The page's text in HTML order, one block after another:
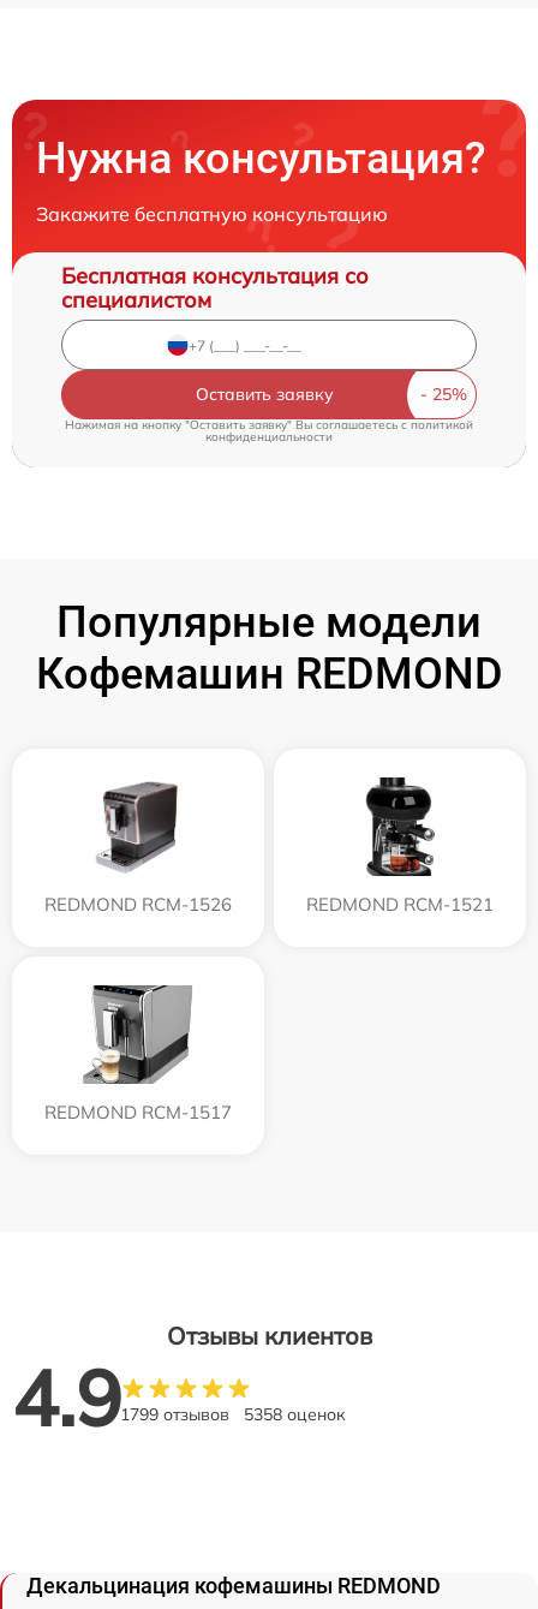
Нужна консультация?
Закажите бесплатную консультацию
Бесплатная консультация со
специалистом
Оставить заявку
Нажимая на кнопку "Оставить заявку" Вы соглашаетесь c политикой
конфиденциальности
Популярные модели
Кофемашин REDMOND
REDMOND RCM-1526 REDMOND RCM-1521
REDMOND RCM-1517
Отзывы клиентов
4.91799 отзывов 5358 оценок
Декальцинация кофемашины REDMOND